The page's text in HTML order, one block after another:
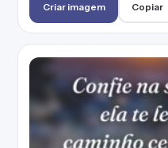
Criar imagem Copiar